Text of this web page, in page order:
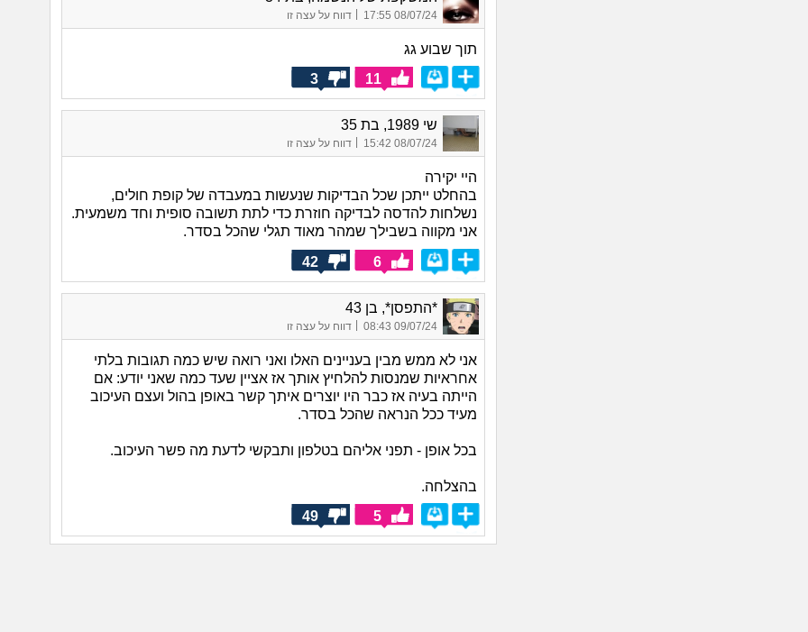
08/07/24 17:55 דווח על עצה זו
תוך שבוע גג
11
3
שי 1989, בת 35
08/07/24 15:42 דווח על עצה זו
היי יקירה
בהחלט ייתכן שכל הבדיקות שנעשות במעבדה של קופת חולים,
נשלחות להדסה לבדיקה חוזרת כדי לתת תשובה סופית וחד משמעית.
אני מקווה בשבילך שמהר מאוד תגלי שהכל בסדר.
6
42
*התפסן*, בן 43
09/07/24 08:43
| דווח על עצה זו
אני לא ממש מבין בעניינים האלו ואני רואה שיש כמה תגובות בלתי
אחראיות שמנסות להלחיץ אותך אז אציין שעד כמה שאני יודע: אם
הייתה בעיה אז כבר היו יוצרים איתך קשר באופן בהול ועצם העיכוב
מעיד ככל הנראה שהכל בסדר.
בכל אופן - תפני אליהם בטלפון ותבקשי לדעת מה פשר העיכוב.
בהצלחה.
5
49